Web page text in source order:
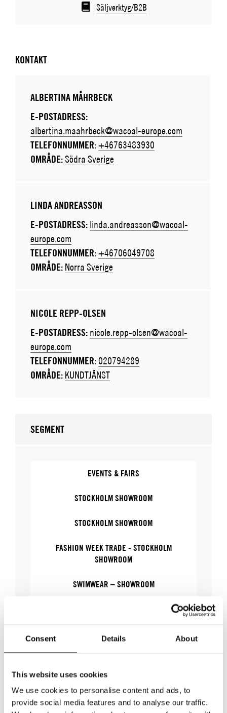
Consent Details About
This website uses cookies
We use cookies to personalise content and ads, to
provide social media features and to analyse our traffic.
Säljverktyg/B2B
KONTAKT
ALBERTINA MÅHRBECK
E-POSTADRESS:
albertina.maahrbeck@wacoal-europe.com
TELEFONNUMMER:+46763483930
OMRÅDE:Södra Sverige
LINDA ANDREASSON
E-POSTADRESS: linda.andreasson@wacoal-
europe.com
TELEFONNUMMER:+46706049708
OMRÅDE: Norra Sverige
NICOLE REPP-OLSEN
E-POSTADRESS: nicole.repp-olsen@wacoal-
europe.com
TELEFONNUMMER: 020794289
OMRÅDE: KUNDTJÄNST
SEGMENT
EVENTS & FAIRS
STOCKHOLM SHOWROOM
STOCKHOLM SHOWROOM
FASHION WEEK TRADE - STOCKHOLM
SHOWROOM
SWIMWEAR – SHOWROOM
FASHION WEEK TRADE
WHERE